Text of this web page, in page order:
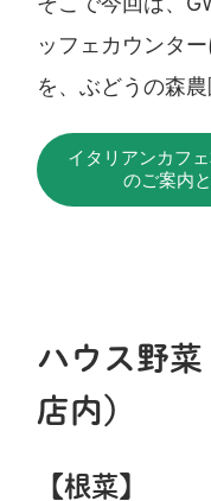
ッフェカウンタ
を、ぶどうの森
イタリアンカフ
のご案内
ハウス野
店内）
【根菜】